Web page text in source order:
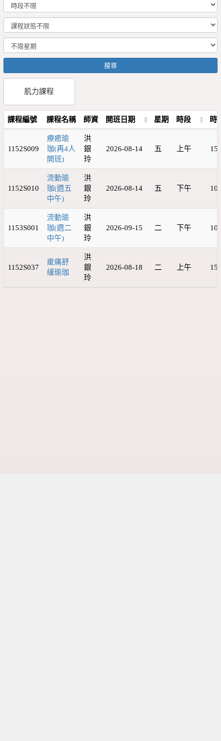
搜尋
肌力課程
課程編號 課程名稱 師資 開班日期 星期 時段 時
1152S009
療癒瑜
珈(再4人
開班)
洪
銀
玲
2026-08-14 五 上午 15
1152S010
流動瑜
珈(週五
中午)
洪
銀
玲
2026-08-14 五 下午 10
1153S001
流動瑜
珈(週二
中午)
洪
銀
玲
2026-09-15 二 下午 10
1152S037
痠痛舒
緩瑜珈
洪
銀
玲
2026-08-18 二 上午 15